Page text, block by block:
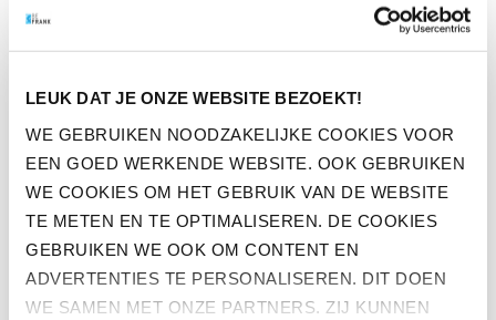
LEUK DAT JE ONZE WEBSITE BEZOEKT!
WE GEBRUIKEN NOODZAKELIJKE COOKIES VOOR
EEN GOED WERKENDE WEBSITE. OOK GEBRUIKEN
WE COOKIES OM HET GEBRUIK VAN DE WEBSITE
TE METEN EN TE OPTIMALISEREN. DE COOKIES
GEBRUIKEN WE OOK OM CONTENT EN
ADVERTENTIES TE PERSONALISEREN. DIT DOEN
WE SAMEN MET ONZE PARTNERS. ZIJ KUNNEN